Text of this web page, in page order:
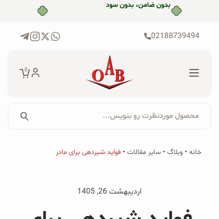
خرید قسطی با ترب‌پی
02188739494
0
برای:
جستجو...
پکیج‌ها
محصولات ارگانیک
محصول موردنظرت رو بنویس...
خانه • وبلاگ • سایر مقالات • فواید شیردهی برای مادر
اردیبهشت 26, 1405